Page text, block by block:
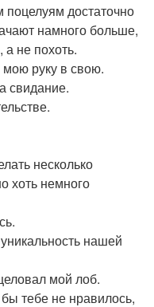
достаточно
намного больше,
а не похоть.
руку в свою.
свидание.
несколько
хоть немного
нашей
мой лоб.
тебе не нравилось,